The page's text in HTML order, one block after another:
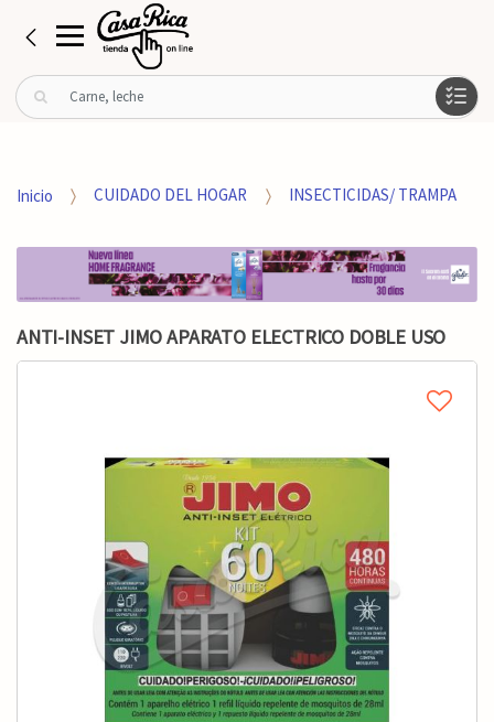
B
u
r
o
Inicio CUIDADO DEL HOGAR INSECTICIDAS/ TRAMPA
ANTI-INSET JIMO APARATO ELECTRICO DOBLE USO